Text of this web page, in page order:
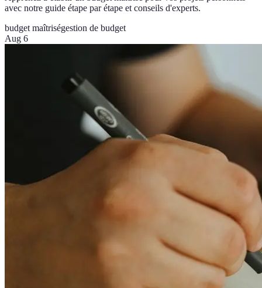
avec notre guide étape par étape et conseils d'experts.
budget maîtriségestion de budget
Aug 6